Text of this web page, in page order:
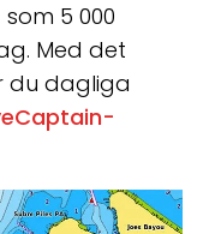
5 000
Med det
du dagliga